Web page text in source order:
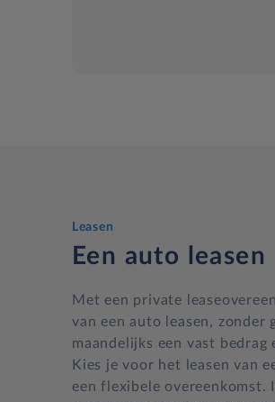
Leasen
Een auto leasen
Met een private
van een auto leasen,
maandelijks een vast
Kies je voor het leasen van
een flexibele overeenkomst.